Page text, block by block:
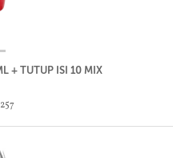
+ TUTUP ISI 10 MIX